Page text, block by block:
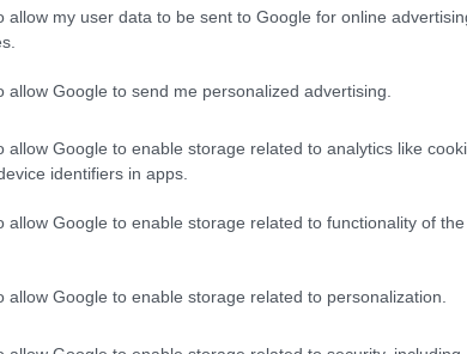
allow my user data to be sent to Google for online
allow Google to send me personalized advertising.
allow Google to enable storage related to analytics like
identifiers in apps.
allow Google to enable storage related to functionality of
allow Google to enable storage related to personalization.
Ταυτοχρόνως αναρωτιόμαστε γιατί
δεν έσυρε τον κύριο Τσίπρα στη
ή δεν τα πήρε για να νομοθετήσει.
φαίνεται ότι ο ένας εκβιάζει τον